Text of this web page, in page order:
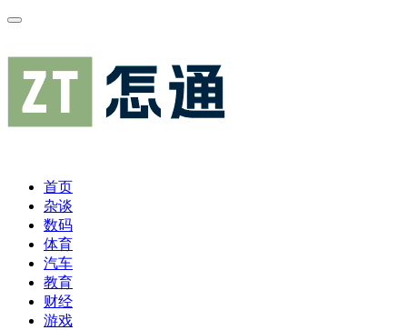
首页
杂谈
数码
体育
汽车
教育
财经
游戏